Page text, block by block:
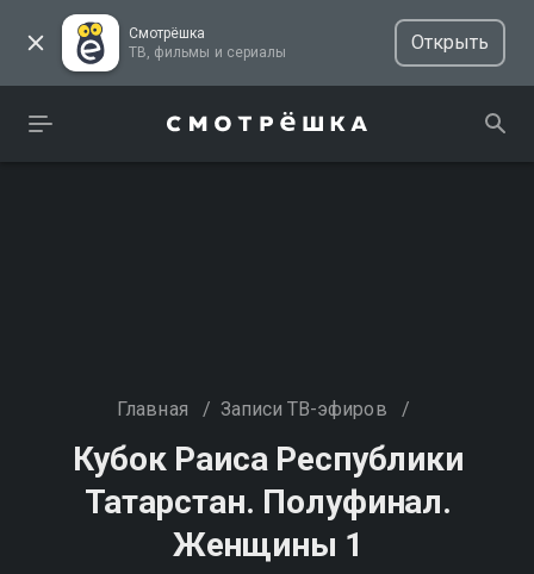
Смотрёшка
ТВ, фильмы и сериалы
Открыть
Главная / Записи ТВ-эфиров /
Кубок Раиса Республики
Татарстан. Полуфинал.
Женщины 1